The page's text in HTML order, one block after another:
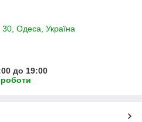
Одеса, Україна
до 19:00